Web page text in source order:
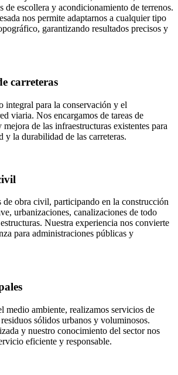
de escollera y acondicionamiento de terrenos.
nos permite adaptarnos a cualquier tipo
garantizando resultados precisos y
carreteras
integral para la conservación y el
viaria. Nos encargamos de tareas de
de las infraestructuras existentes para
y la durabilidad de las carreteras.
de obra civil, participando en la construcción
urbanizaciones, canalizaciones de todo
Nuestra experiencia nos convierte
para administraciones públicas y
medio ambiente, realizamos servicios de
sólidos urbanos y voluminosos.
y nuestro conocimiento del sector nos
eficiente y responsable.